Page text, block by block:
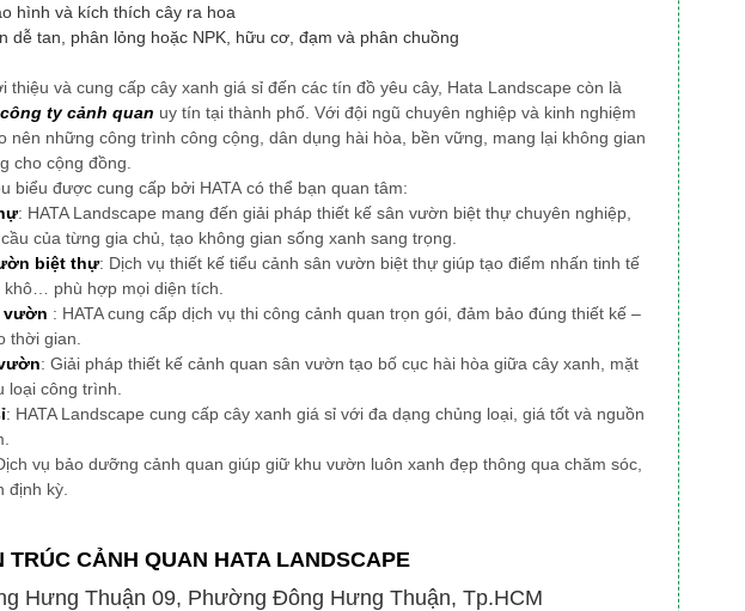
hình và kích thích cây ra hoa
dễ tan, phân lỏng hoặc NPK, hữu cơ, đạm và phân chuồng
thiệu và cung cấp cây xanh giá sỉ đến các tín đồ yêu cây, Hata Landscape còn là
công ty cảnh quan uy tín tại thành phố . Với đội ngũ chuyên nghiệp và kinh nghiệm
nên những công trình công cộng, dân dụng hài hòa, bền vững, mang lại không gian
cho cộng đồng.
biểu được cung cấp bởi HATA có thể bạn quan tâm:
: HATA Landscape mang đến giải pháp thiết kế sân vườn biệt thự chuyên nghiệp,
của từng gia chủ, tạo không gian sống xanh sang trọng.
biệt thự: Dịch vụ thiết kế tiểu cảnh sân vườn biệt thự giúp tạo điểm nhấn tinh tế
phù hợp mọi diện tích.
vườn : HATA cung cấp dịch vụ thi công cảnh quan trọn gói, đảm bảo đúng thiết kế –
thời gian.
: Giải pháp thiết kế cảnh quan sân vườn tạo bố cục hài hòa giữa cây xanh, mặt
loại công trình.
: HATA Landscape cung cấp cây xanh giá sỉ với đa dạng chủng loại, giá tốt và nguồn
vụ bảo dưỡng cảnh quan giúp giữ khu vườn luôn xanh đẹp thông qua chăm sóc,
định kỳ.
TRÚC CẢNH QUAN HATA LANDSCAPE
Hưng Thuận 09, Phường Đông Hưng Thuận, Tp.HCM